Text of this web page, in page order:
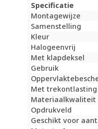
Specificatie
Montagewijze
Samenstelling
Kleur
Halogeenvrij
Met klapdeksel
Gebruik
Met trekontlasting
Materiaalkwaliteit
Opdrukveld
Geschikt voor